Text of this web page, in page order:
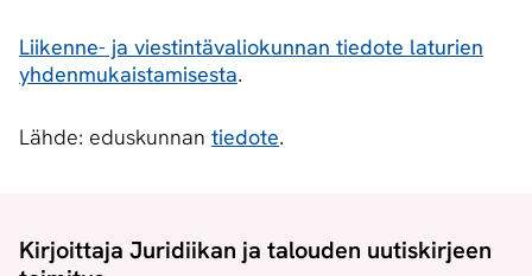
Liikenne- ja viestintävaliokunnan tiedote laturien
yhdenmukaistamisesta.
Lähde: eduskunnan tiedote.
Kirjoittaja Juridiikan ja talouden uutiskirjeen